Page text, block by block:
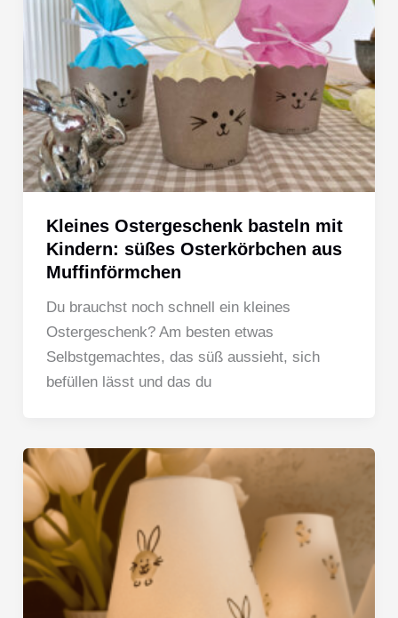
Kleines Ostergeschenk basteln mit
Kindern: süßes Osterkörbchen aus
Muffinförmchen
Du brauchst noch schnell ein kleines
Ostergeschenk? Am besten etwas
Selbstgemachtes, das süß aussieht, sich
befüllen lässt und das du